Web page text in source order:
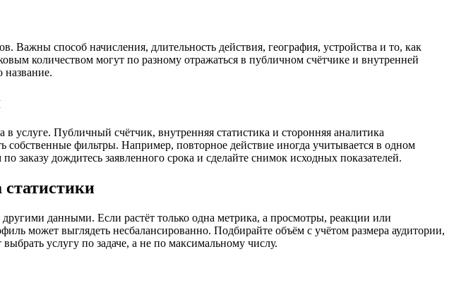
Важны способ начисления, длительность действия, география, устройства и то, как
количеством могут по разному отражаться в публичном счётчике и внутренней
название.
в услуге. Публичный счётчик, внутренняя статистика и сторонняя аналитика
собственные фильтры. Например, повторное действие иногда учитывается в одном
заказу дождитесь заявленного срока и сделайте снимок исходных показателей.
статистики
другими данными. Если растёт только одна метрика, а просмотры, реакции или
может выглядеть несбалансированно. Подбирайте объём с учётом размера аудитории,
услугу по задаче, а не по максимальному числу.